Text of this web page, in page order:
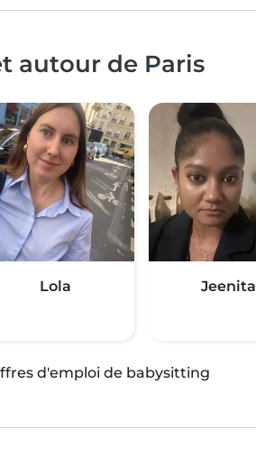
autour de Paris
Lola
Jeenita
d'emploi de babysitting